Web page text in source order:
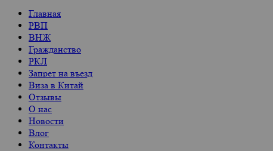
Главная
РВП
ВНЖ
Гражданство
РКЛ
Запрет на въезд
Виза в Китай
Отзывы
О нас
Новости
Влог
Контакты